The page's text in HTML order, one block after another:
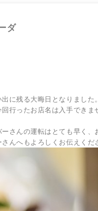
ダ
に残る大晦日となりました。
回行ったお店名は入手できま
さんの運転はとても早く、
んへもよろしくお伝えくだ